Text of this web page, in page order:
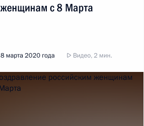
женщинам с 8 Марта
8 марта 2020 года Видео, 2 мин.